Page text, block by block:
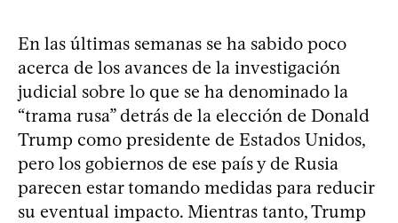
En las últimas semanas se ha sabido poco
acerca de los avances de la investigación
judicial sobre lo que se ha denominado la
“trama rusa” detrás de la elección de Donald
Trump como presidente de Estados Unidos,
pero los gobiernos de ese país y de Rusia
parecen estar tomando medidas para reducir
su eventual impacto. Mientras tanto, Trump